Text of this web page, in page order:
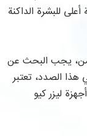
للبشرة الداكنة
يجب البحث عن
الصدد، تعتبر
ليزر كيو